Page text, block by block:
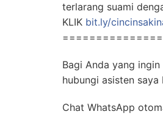
terlarang suami
KLIK bit.ly/
Bagi Anda yang
hubungi asisten saya
Chat WhatsApp